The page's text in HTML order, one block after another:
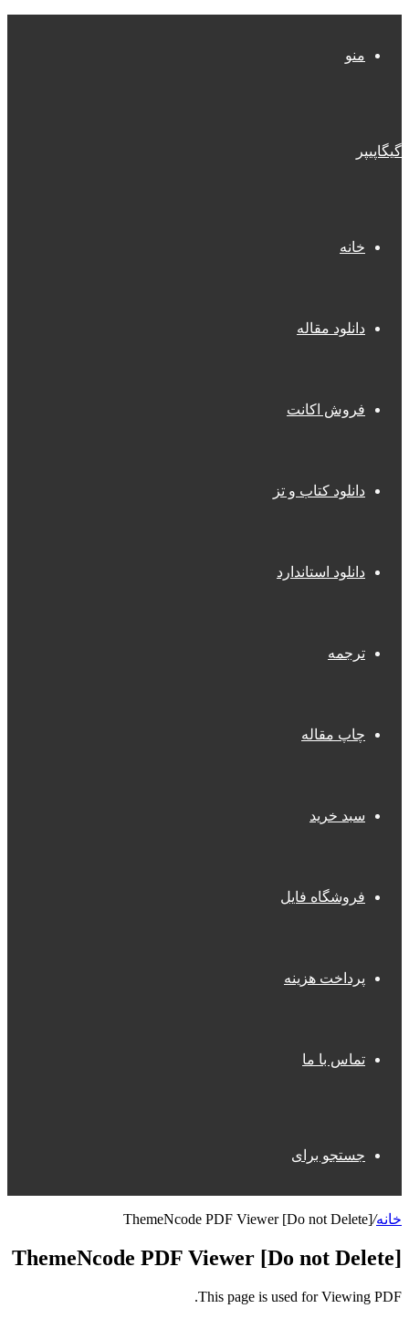
منو
گیگاپیپر
خانه
دانلود مقاله
فروش اکانت
دانلود کتاب و تز
دانلود استاندارد
ترجمه
چاپ مقاله
سبد خرید
فروشگاه فایل
پرداخت هزینه
تماس با ما
جستجو برای
خانه/
ThemeNcode PDF Viewer [Do not Delete]
ThemeNcode PDF Viewer [Do not Delete]
This page is used for Viewing PDF.